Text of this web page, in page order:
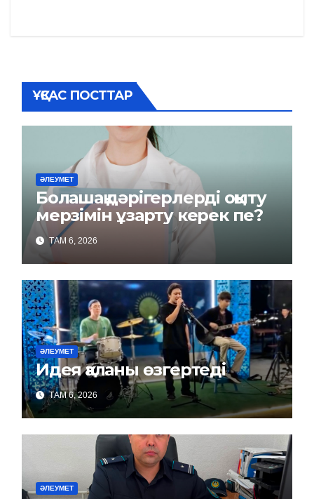
ҰҚСАС ПОСТТАР
ӘЛЕУМЕТ
Болашақ дәрігерлерді оқыту
мерзімін ұзарту керек пе?
ТАМ 6, 2026
ӘЛЕУМЕТ
Идея қаланы өзгертеді
ТАМ 6, 2026
ӘЛЕУМЕТ